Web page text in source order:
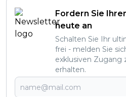
Fordern Sie
heute an
Schalten Sie Ihr
frei - melden Sie
exklusiven Zugang
erhalten.